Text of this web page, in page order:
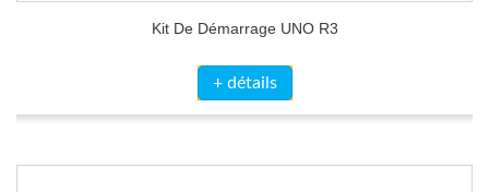
Kit De Démarrage UNO R3
+ détails